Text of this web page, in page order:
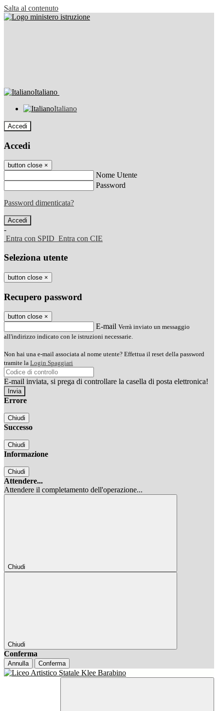
Salta al contenuto
Italiano
Italiano
Accedi
Accedi
button close ×
Nome Utente
Password
Password dimenticata?
-
Entra con SPID Entra con CIE
Seleziona utente
button close ×
Recupero password
button close ×
E-mail Verrà inviato un messaggio
all'indirizzo indicato con le istruzioni necessarie.
Non hai una e-mail associata al nome utente? Effettua il reset della password
tramite la Login Spaggiari
E-mail inviata, si prega di controllare la casella di posta elettronica!
Errore
Chiudi
Successo
Chiudi
Informazione
Chiudi
Attendere...
Attendere il completamento dell'operazione...
Chiudi
Chiudi
Conferma
Annulla Conferma